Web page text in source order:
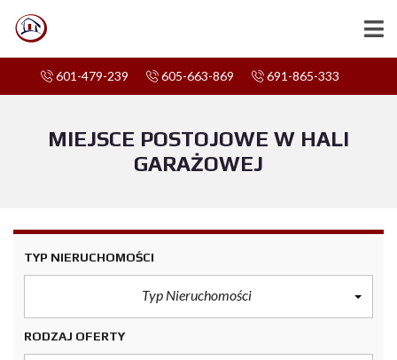
601-479-239 605-663-869 691-865-333
MIEJSCE POSTOJOWE W HALI
GARAŻOWEJ
TYP NIERUCHOMOŚCI
Typ Nieruchomości
RODZAJ OFERTY